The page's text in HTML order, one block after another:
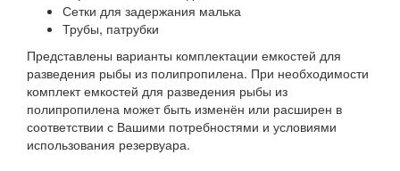
Сетки для задержания малька
Трубы, патрубки
Представлены варианты комплектации емкостей для
разведения рыбы из полипропилена. При необходимости
комплект емкостей для разведения рыбы из
полипропилена может быть изменён или расширен в
соответствии с Вашими потребностями и условиями
использования резервуара.